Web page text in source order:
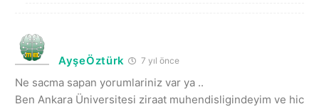
AyşeÖztürk 7 yıl önce
Ne sacma sapan yorumlariniz var ya ..
Ben Ankara Üniversitesi ziraat muhendisligindeyim ve hic